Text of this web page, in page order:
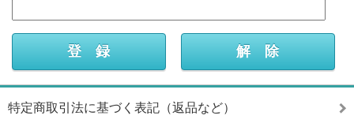
特定商取引法に基づく表記（返品など）